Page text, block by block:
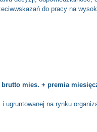
do pracy na
brutto mies. + premia
ugruntowanej na rynku